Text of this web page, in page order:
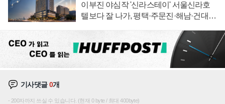
이부진 야심작 '신라스테이' 서울신라호
텔보다 잘 나가, 평택·주문진·해남·건대로
기사댓글0개
200자까지 쓰실 수 있습니다. (현재 0 byte / 최대 400byte)